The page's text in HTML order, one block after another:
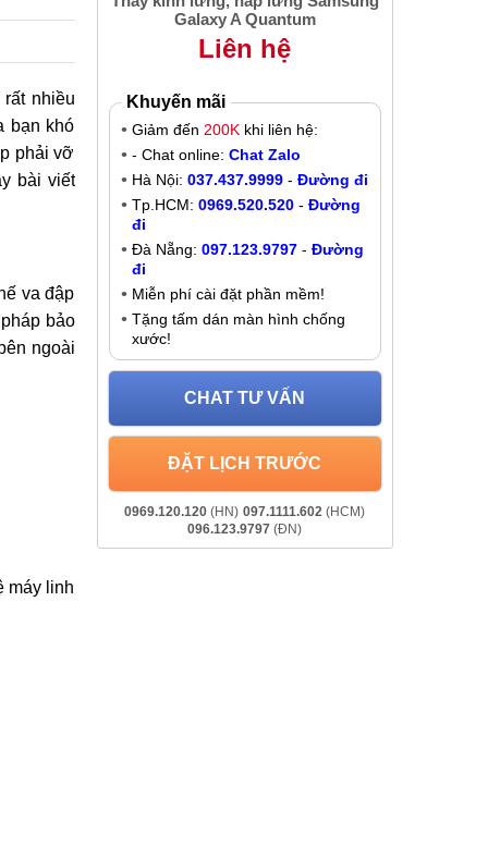
nhiều
bạn khó
phải vỡ
bài viết
va đập
bảo
ngoài
máy linh
Galaxy A Quantum
Liên hệ
Khuyến mãi
Giảm đến 200Kkhi liên hệ:
- Chat online: Chat Zalo
Hà Nội: 037.437.9999- Đường đi
Tp.HCM: 0969.520.520- Đường
đi
Đà Nẵng: 097.123.9797- Đường
đi
Miễn phí cài đặt phần mềm!
Tặng tấm dán màn hình chống
xước!
CHAT TƯ VẤN
ĐẶT LỊCH TRƯỚC
0969.120.120 (HN) 097.1111.602 (HCM)
096.123.9797 (ĐN)